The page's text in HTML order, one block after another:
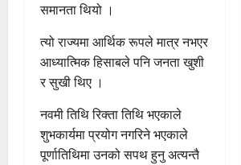
समानता थियो ।
त्यो राज्यमा आर्थिक रूपले मात्र नभएर
आध्यात्मिक हिसाबले पनि जनता खुशी
र सुखी थिए ।
नवमी तिथि रिक्ता तिथि भएकाले
शुभकार्यमा प्रयोग नगरिने भएकाले
पूर्णातिथिमा उनको सपथ हुनु अत्यन्तै